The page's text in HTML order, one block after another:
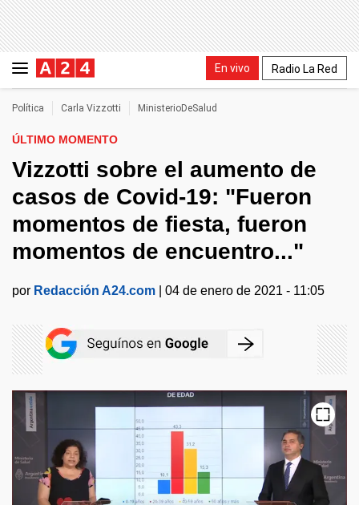
En vivo Radio La Red
Política Carla Vizzotti MinisterioDeSalud
ÚLTIMO MOMENTO
Vizzotti sobre el aumento de
casos de Covid-19: "Fueron
momentos de fiesta, fueron
momentos de encuentro..."
por Redacción A24.com 04 de enero de 2021 - 11:05